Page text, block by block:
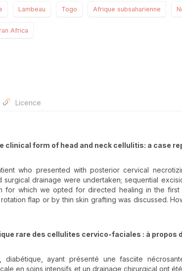
Lambeau Togo Afrique subsaharienne
Africa
Licence
form of head and neck cellulitis: a case
who presented with posterior cervical
surgical drainage were undertaken; sequential
which we opted for directed healing in the first
flap or by thin skin grafting was discussed.
rare des cellulites cervico-faciales : à propos
ayant présenté une fasciite
en soins intensifs et un drainage chirurgical ont